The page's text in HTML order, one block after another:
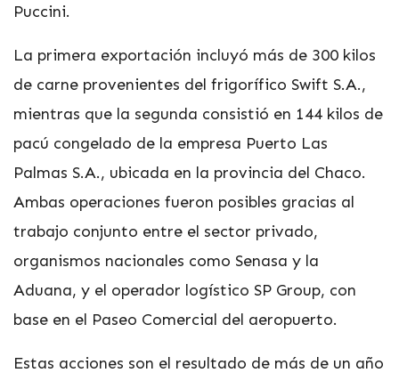
Puccini.
La primera exportación incluyó más de 300 kilos
de carne provenientes del frigorífico Swift S.A.,
mientras que la segunda consistió en 144 kilos de
pacú congelado de la empresa Puerto Las
Palmas S.A., ubicada en la provincia del Chaco.
Ambas operaciones fueron posibles gracias al
trabajo conjunto entre el sector privado,
organismos nacionales como Senasa y la
Aduana, y el operador logístico SP Group, con
base en el Paseo Comercial del aeropuerto.
Estas acciones son el resultado de más de un año